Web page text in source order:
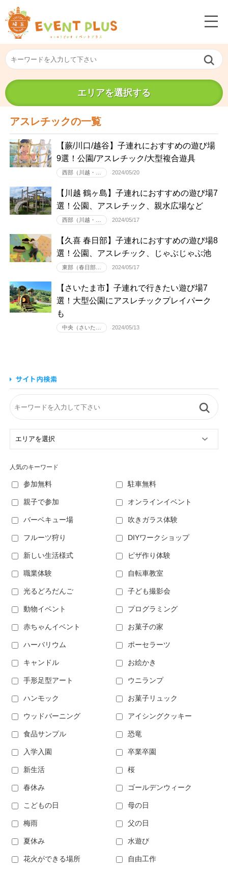
エリアを選択する
アスレチックの一覧
【蕨/川口/越谷】子連れにおすすめの遊び場
9選！公園/アスレチック/大型複合遊具
西部（川越・… 2024/05/20
【川越 鶴ヶ島】子連れにおすすめの遊び場7
選！公園、アスレチック、親水広場など
西部（川越・… 2024/05/17
【久喜 春日部】子連れにおすすめの遊び場8
選！公園、アスレチック、じゃぶじゃぶ池
東部（春日部… 2024/05/17
【さいたま市】子連れで行きたい遊び場7
選！大型公園にアスレチックプレイパーク
も
中央（さいた… 2024/05/13
人気のキーワード
参加無料 駐車無料
親子で参加 オンラインイベント
バーベキュー場 吹きガラス体験
フルーツ狩り DIYワークショップ
新しい生活様式 ピザ作り体験
職業体験 自転車教室
光るどろだんご 子ども撮影会
動物イベント プログラミング
赤ちゃんイベント お菓子の家
ハーバリウム ポーセラーツ
キャンドル お絵かき
手形足型アート ウニランプ
ハンモック お菓子リュック
ウッドバーニング アイシングクッキー
食品サンプル 恐竜
入学入園 卒業卒園
新生活 桜
春休み ゴールデンウィーク
こどもの日 母の日
梅雨 父の日
夏休み 水遊び
花火ができる場所 自由工作